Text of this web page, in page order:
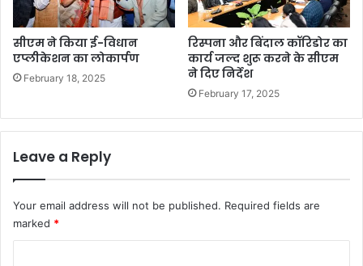
सीएम ने किया ई-विधान
एप्लीकेशन का लोकार्पण
February 18, 2025
रिस्पना और बिंदाल कॉरिडोर का
कार्य जल्द शुरू करने के सीएम
ने दिए निर्देश
February 17, 2025
Leave a Reply
Your email address will not be published. Required fields are
marked *